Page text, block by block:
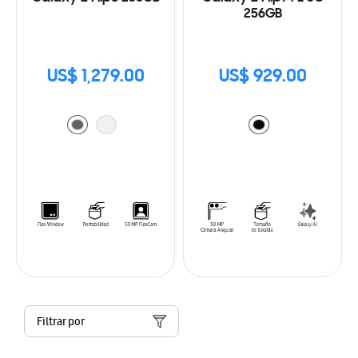
US$ 1,279.00
256GB
US$ 929.00
Filtrar por